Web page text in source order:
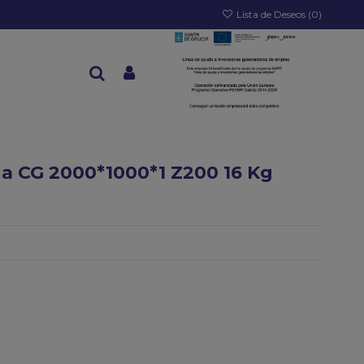
Lista de Deseos (0)
CG 2000*1000*1 Z200 16 Kg